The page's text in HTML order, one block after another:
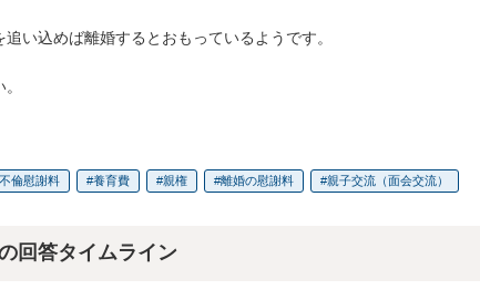
い込めば離婚するとおもっているようです。
不倫慰謝料 養育費 親権 離婚の慰謝料 親子交流（面会交流）
回答タイムライン